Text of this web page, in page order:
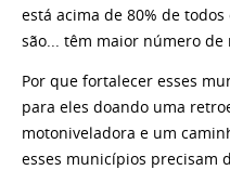
está acima de 80% de
são... têm maior número
Por que fortalecer esses
para eles doando uma
motoniveladora e um
esses municípios precisam